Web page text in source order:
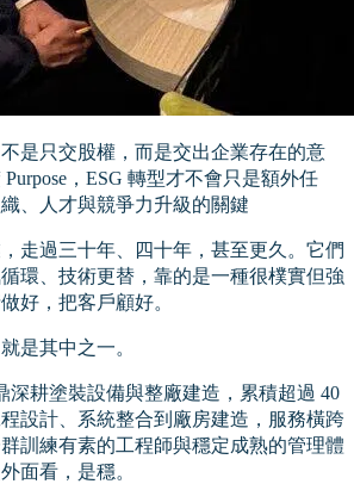
是只交股權，而是交出企業存在的意
，ESG 轉型才不會只是額外任
、人才與競爭力升級的關鍵
走過三十年、四十年，甚至更久。它們
環、技術更替，靠的是一種很樸實但強
好，把客戶顧好。
是其中之一。
深耕塗裝設備與整廠建造，累積超過 40
設計、系統整合到廠房建造，服務橫跨
訓練有素的工程師與穩定成熟的管理體
面看，是穩。